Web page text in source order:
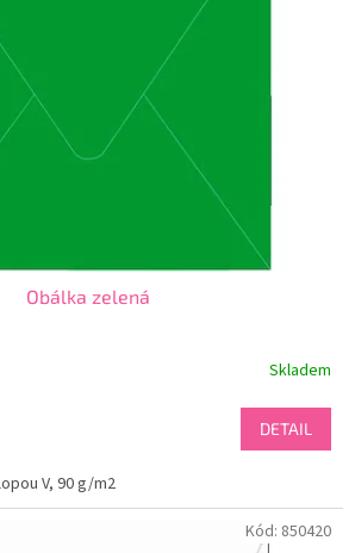
Obálka zelená
Skladem
DETAIL
V, 90 g/m2
Kód: 850420